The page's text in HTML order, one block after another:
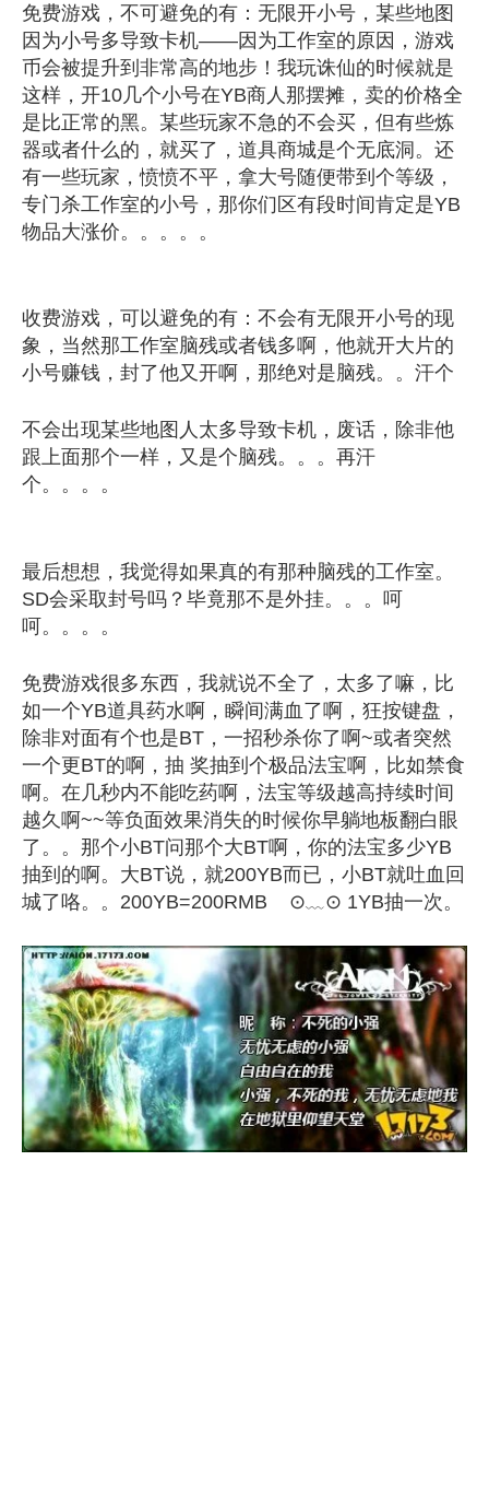
免费游戏，不可避免的有：无限开小号，某些地图
因为小号多导致卡机——因为工作室的原因，游戏
币会被提升到非常高的地步！我玩诛仙的时候就是
这样，开10几个小号在YB商人那摆摊，卖的价格全
是比正常的黑。某些玩家不急的不会买，但有些炼
器或者什么的，就买了，道具商城是个无底洞。还
有一些玩家，愤愤不平，拿大号随便带到个等级，
专门杀工作室的小号，那你们区有段时间肯定是YB
物品大涨价。。。。。
收费游戏，可以避免的有：不会有无限开小号的现
象，当然那工作室脑残或者钱多啊，他就开大片的
小号赚钱，封了他又开啊，那绝对是脑残。。汗个
不会出现某些地图人太多导致卡机，废话，除非他
跟上面那个一样，又是个脑残。。。再汗
个。。。。
最后想想，我觉得如果真的有那种脑残的工作室。
SD会采取封号吗？毕竟那不是外挂。。。呵
呵。。。。
免费游戏很多东西，我就说不全了，太多了嘛，比
如一个YB道具药水啊，瞬间满血了啊，狂按键盘，
除非对面有个也是BT，一招秒杀你了啊~或者突然
一个更BT的啊，抽 奖抽到个极品法宝啊，比如禁食
啊。在几秒内不能吃药啊，法宝等级越高持续时间
越久啊~~等负面效果消失的时候你早躺地板翻白眼
了。。那个小BT问那个大BT啊，你的法宝多少YB
抽到的啊。大BT说，就200YB而已，小BT就吐血回
城了咯。。200YB=200RMB ⊙﹏⊙ 1YB抽一次。